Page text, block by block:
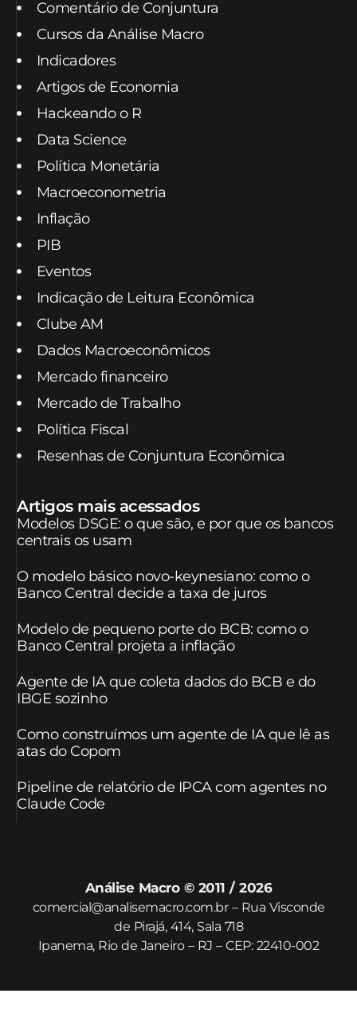
Comentário de Conjuntura
Cursos da Análise Macro
Indicadores
Artigos de Economia
Hackeando o R
Data Science
Política Monetária
Macroeconometria
Inflação
PIB
Eventos
Indicação de Leitura Econômica
Clube AM
Dados Macroeconômicos
Mercado financeiro
Mercado de Trabalho
Política Fiscal
Resenhas de Conjuntura Econômica
Artigos mais acessados
Modelos DSGE: o que são, e por que os bancos
centrais os usam
O modelo básico novo-keynesiano: como o
Banco Central decide a taxa de juros
Modelo de pequeno porte do BCB: como o
Banco Central projeta a inflação
Agente de IA que coleta dados do BCB e do
IBGE sozinho
Como construímos um agente de IA que lê as
atas do Copom
Pipeline de relatório de IPCA com agentes no
Claude Code
Análise Macro © 2011 / 2026
comercial@analisemacro.com.br – Rua Visconde
de Pirajá, 414, Sala 718
Ipanema, Rio de Janeiro – RJ – CEP: 22410-002